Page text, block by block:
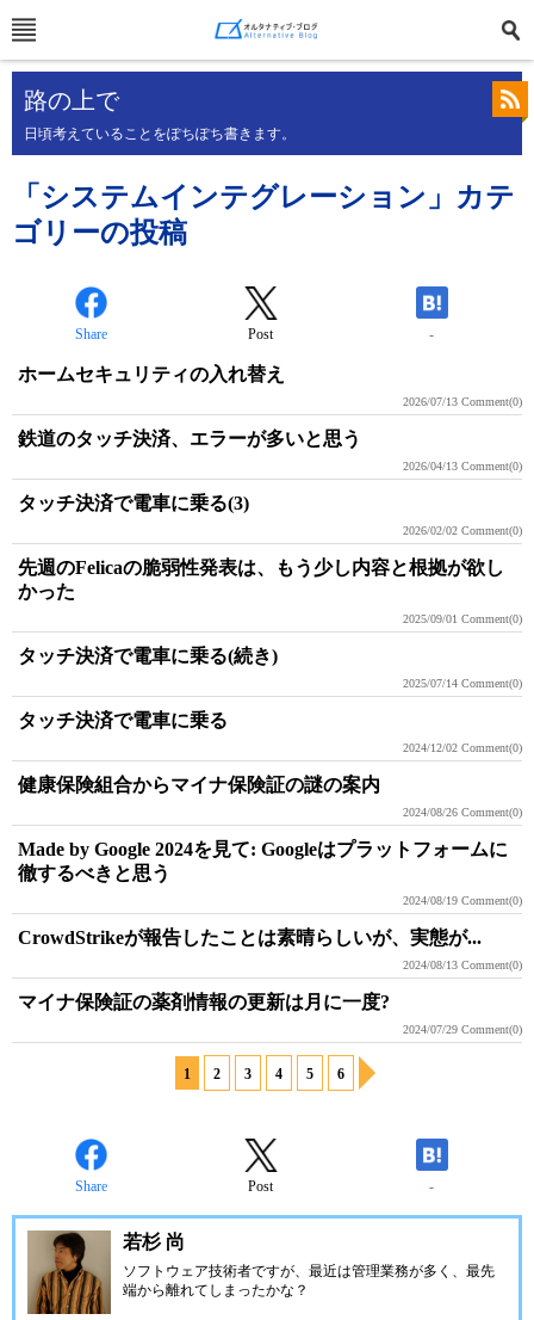
路の上で
日頃考えていることをぽちぽち書きます。
「システムインテグレーション」カテ
ゴリーの投稿
Share Post -
ホームセキュリティの入れ替え
2026/07/13 Comment(0)
鉄道のタッチ決済、エラーが多いと思う
2026/04/13 Comment(0)
タッチ決済で電車に乗る(3)
2026/02/02 Comment(0)
先週のFelicaの脆弱性発表は、もう少し内容と根拠が欲し
かった
2025/09/01 Comment(0)
タッチ決済で電車に乗る(続き)
2025/07/14 Comment(0)
タッチ決済で電車に乗る
2024/12/02 Comment(0)
健康保険組合からマイナ保険証の謎の案内
2024/08/26 Comment(0)
Made by Google 2024を見て: Googleはプラットフォームに
徹するべきと思う
2024/08/19 Comment(0)
CrowdStrikeが報告したことは素晴らしいが、実態が...
2024/08/13 Comment(0)
マイナ保険証の薬剤情報の更新は月に一度?
2024/07/29 Comment(0)
1 2 3 4 5 6
Share Post -
若杉 尚
ソフトウェア技術者ですが、最近は管理業務が多く、最先
端から離れてしまったかな？